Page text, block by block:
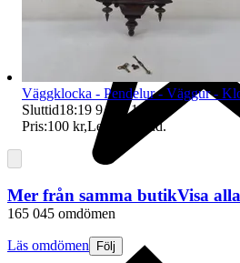
165 045 omdömen
Läs omdömen Följ
Väggklocka - Pendelur - Väggur -
Sluttid18:19 9 aug 18:19
Pris:100 kr,Ledande bud.
Mer från samma butikVisa alla